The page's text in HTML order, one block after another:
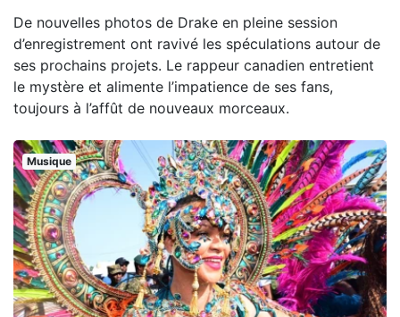
De nouvelles photos de Drake en pleine session
d’enregistrement ont ravivé les spéculations autour de
ses prochains projets. Le rappeur canadien entretient
le mystère et alimente l’impatience de ses fans,
toujours à l’affût de nouveaux morceaux.
Musique